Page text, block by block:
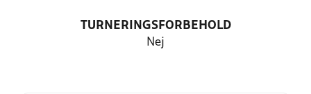
TURNERINGSFORBEHOLD
Nej